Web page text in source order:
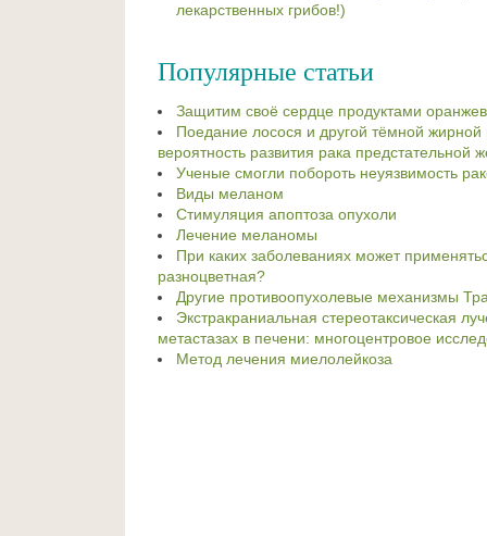
лекарственных грибов!)
Популярные статьи
Защитим своё сердце продуктами
Поедание лосося и другой тёмной
вероятность развития рака предстательной
Ученые смогли побороть неуязвимость
Виды меланом
Стимуляция апоптоза опухоли
Лечение меланомы
При каких заболеваниях может
разноцветная?
Другие противоопухолевые механизмы
Экстракраниальная стереотаксическая
метастазах в печени: многоцентровое
Метод лечения миелолейкоза